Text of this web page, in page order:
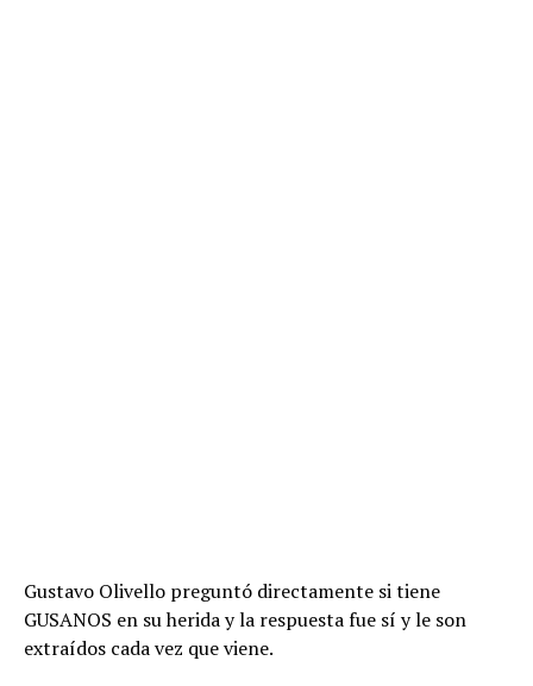
Gustavo Olivello preguntó directamente si tiene
GUSANOS en su herida y la respuesta fue sí y le son
extraídos cada vez que viene.